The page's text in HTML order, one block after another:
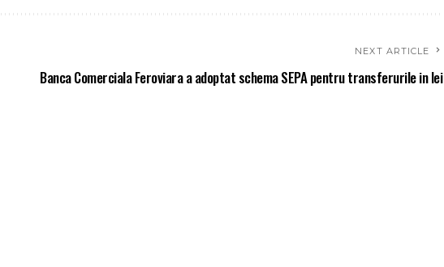
NEXT ARTICLE
Banca Comerciala Feroviara a adoptat schema SEPA pentru transferurile in lei